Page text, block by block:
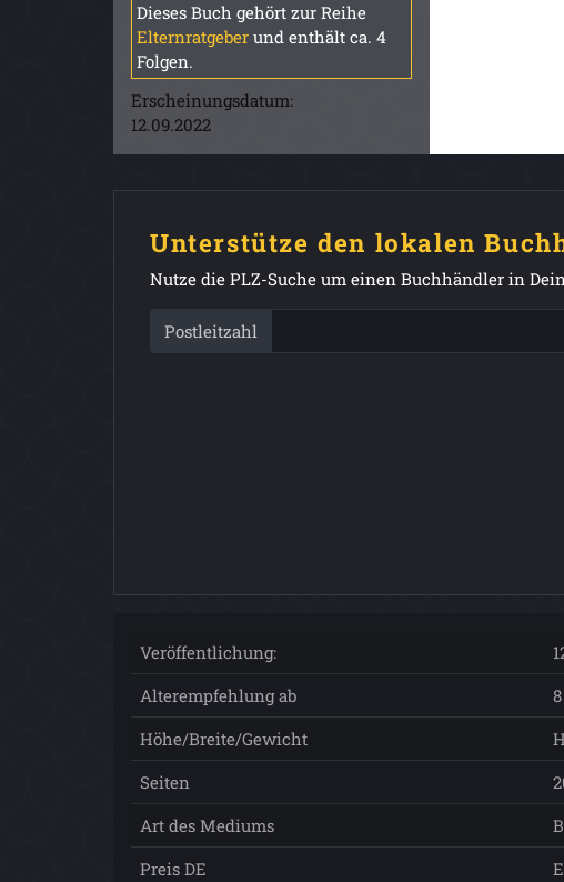
Dieses Buch gehört zur Reihe
Elternratgeber und enthält ca. 4
Folgen.
Erscheinungsdatum:
12.09.2022
Unterstütze den lokalen
Nutze die PLZ-Suche um einen Buchhändler in
Postleitzahl
Veröffentlichung:
Alterempfehlung ab
Höhe/Breite/Gewicht
Seiten
Art des Mediums
Preis DE